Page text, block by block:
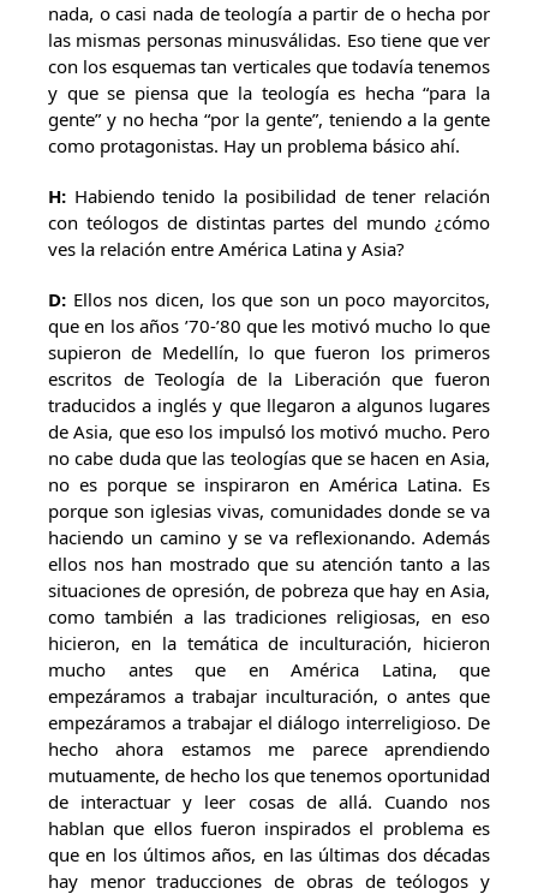
nada, o casi nada de teología a partir de o hecha por
las mismas personas minusválidas. Eso tiene que ver
con los esquemas tan verticales que todavía tenemos
y que se piensa que la teología es hecha “para la
gente” y no hecha “por la gente”, teniendo a la gente
como protagonistas. Hay un problema básico ahí.
H: Habiendo tenido la posibilidad de tener relación
con teólogos de distintas partes del mundo ¿cómo
ves la relación entre América Latina y Asia?
D: Ellos nos dicen, los que son un poco mayorcitos,
que en los años ’70-’80 que les motivó mucho lo que
supieron de Medellín, lo que fueron los primeros
escritos de Teología de la Liberación que fueron
traducidos a inglés y que llegaron a algunos lugares
de Asia, que eso los impulsó los motivó mucho. Pero
no cabe duda que las teologías que se hacen en Asia,
no es porque se inspiraron en América Latina. Es
porque son iglesias vivas, comunidades donde se va
haciendo un camino y se va reflexionando. Además
ellos nos han mostrado que su atención tanto a las
situaciones de opresión, de pobreza que hay en Asia,
como también a las tradiciones religiosas, en eso
hicieron, en la temática de inculturación, hicieron
mucho antes que en América Latina, que
empezáramos a trabajar inculturación, o antes que
empezáramos a trabajar el diálogo interreligioso. De
hecho ahora estamos me parece aprendiendo
mutuamente, de hecho los que tenemos oportunidad
de interactuar y leer cosas de allá. Cuando nos
hablan que ellos fueron inspirados el problema es
que en los últimos años, en las últimas dos décadas
hay menor traducciones de obras de teólogos y